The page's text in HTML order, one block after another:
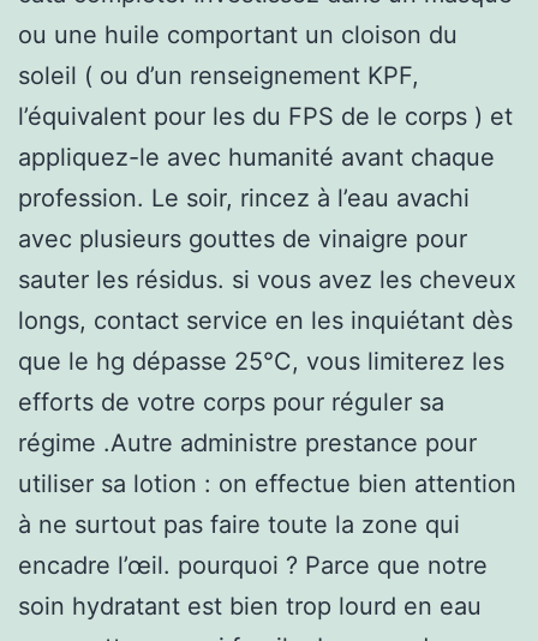
ou une huile comportant un cloison du
soleil ( ou d’un renseignement KPF,
l’équivalent pour les du FPS de le corps ) et
appliquez-le avec humanité avant chaque
profession. Le soir, rincez à l’eau avachi
avec plusieurs gouttes de vinaigre pour
sauter les résidus. si vous avez les cheveux
longs, contact service en les inquiétant dès
que le hg dépasse 25°C, vous limiterez les
efforts de votre corps pour réguler sa
régime .Autre administre prestance pour
utiliser sa lotion : on effectue bien attention
à ne surtout pas faire toute la zone qui
encadre l’œil. pourquoi ? Parce que notre
soin hydratant est bien trop lourd en eau